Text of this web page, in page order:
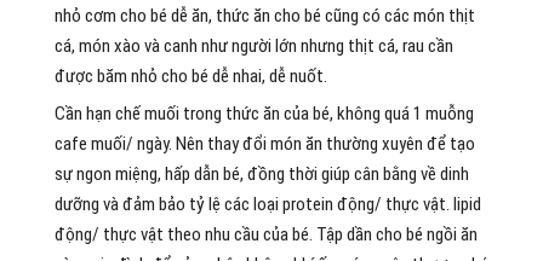
nhỏ cơm cho bé dễ ăn, thức ăn cho bé cũng có các món thịt
cá, món xào và canh như người lớn nhưng thịt cá, rau cần
được băm nhỏ cho bé dễ nhai, dễ nuốt.
Cần hạn chế muối trong thức ăn của bé, không quá 1 muỗng
cafe muối/ ngày. Nên thay đổi món ăn thường xuyên để tạo
sự ngon miệng, hấp dẫn bé, đồng thời giúp cân bằng về dinh
dưỡng và đảm bảo tỷ lệ các loại protein động/ thực vật. lipid
động/ thực vật theo nhu cầu của bé. Tập dần cho bé ngồi ăn